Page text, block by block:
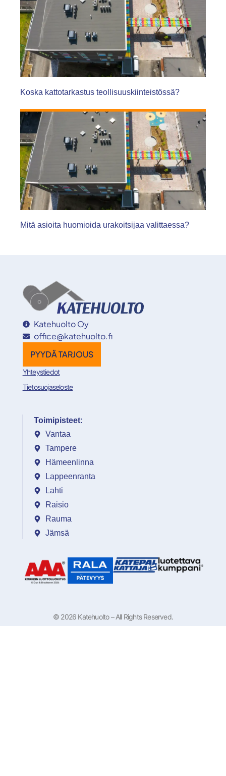
Koska kattotarkastus teollisuuskiinteistössä?
Mitä asioita huomioida urakoitsijaa valittaessa?
Katehuolto Oy
office@katehuolto.fi
PYYDÄ TARJOUS
Yhteystiedot
Tietosuojaseloste
Toimipisteet:
Vantaa
Tampere
Hämeenlinna
Lappeenranta
Lahti
Raisio
Rauma
Jämsä
© 2026 Katehuolto – All Rights Reserved.